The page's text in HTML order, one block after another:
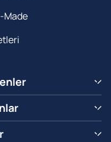
Made